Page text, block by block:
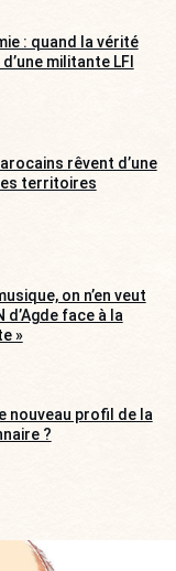
: quand la vérité
militante LFI
rêvent d’une
territoires
on n’en veut
d’Agde face à la
»
nouveau profil de la
?